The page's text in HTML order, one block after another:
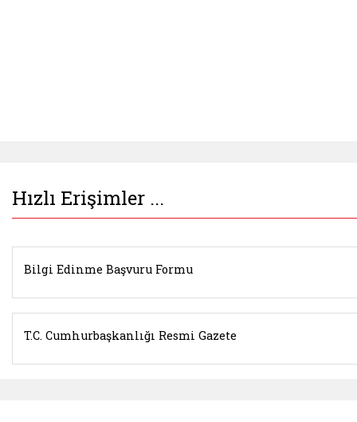
Hızlı Erişimler ...
Bilgi Edinme Başvuru Formu
T.C. Cumhurbaşkanlığı Resmi Gazete